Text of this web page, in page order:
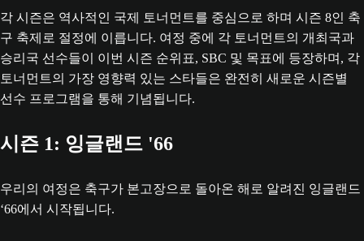
각 시즌은 역사적인 국제 토너먼트를 중심으로 하며 시즌 8인 축
구 축제로 절정에 이릅니다. 여정 중에 각 토너먼트의 개최국과
승리국 선수들이 이번 시즌 순위표, SBC 및 목표에 등장하며, 각
토너먼트의 가장 영향력 있는 스타들은 완전히 새로운 시즌별
선수 프로그램을 통해 기념됩니다.
시즌 1: 잉글랜드 '66
우리의 여정은 축구가 본고장으로 돌아온 해로 알려진 잉글랜드
‘66에서 시작됩니다.